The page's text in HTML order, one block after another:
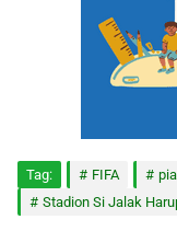
Tag: FIFA
Stadion Si Jalak